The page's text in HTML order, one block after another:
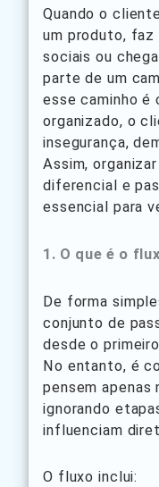
Quando o
um produto, faz
sociais ou
parte de um
esse caminho é
organizado, o
insegurança,
Assim,
diferencial e
essencial para
1. O que é o
De forma
conjunto de
desde o
No entanto, é
pensem apenas
ignorando
influenciam
O fluxo inclui: